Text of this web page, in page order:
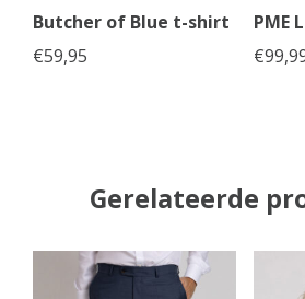
Butcher of Blue t-shirt
€59,95
PME
€
Gerelateerde